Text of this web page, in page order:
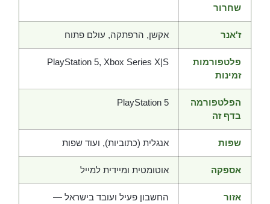
שחרור
ז'אנר אקשן, הרפתקה, עולם פתוח
פלטפורמות
זמינות
PlayStation 5, Xbox Series X|S
הפלטפורמה
בדף זה
PlayStation 5
שפות אנגלית (כתוביות), ועוד שפות
אספקה אוטומטית ומיידית למייל
אזור
החשבון פעיל ועובד בישראל —